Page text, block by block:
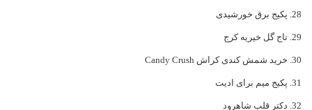
پکیج برق خورشیدی
تاج گل خیریه کرج
خرید شمش کندی کراش Candy Crush
پکیج میم برای ادیت
دکتر قلب شاهرود